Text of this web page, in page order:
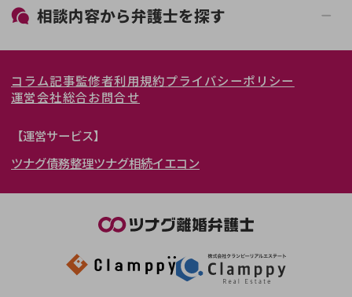
北海道・東北
北海道 青森県
岩手県 宮城県
秋田県
福島県
関東
東京都 神奈川県
埼玉県
茨城県 群馬県
東海
愛知県
岐阜県 山梨県
関西
大阪府 京都府
奈良県
和歌山県
北陸・甲信越
石川県
富山県
岡山県
九州・沖縄
相談内容から弁護士を探す
離婚裁判
親権・面会交流権
不貞・不倫慰謝料請求
養育費問題
財産分与
コラム記事監修者利用規約プライバシーポリシー
運営会社総合お問合せ
【運営サービス】
ツナグ債務整理ツナグ相続イエコン